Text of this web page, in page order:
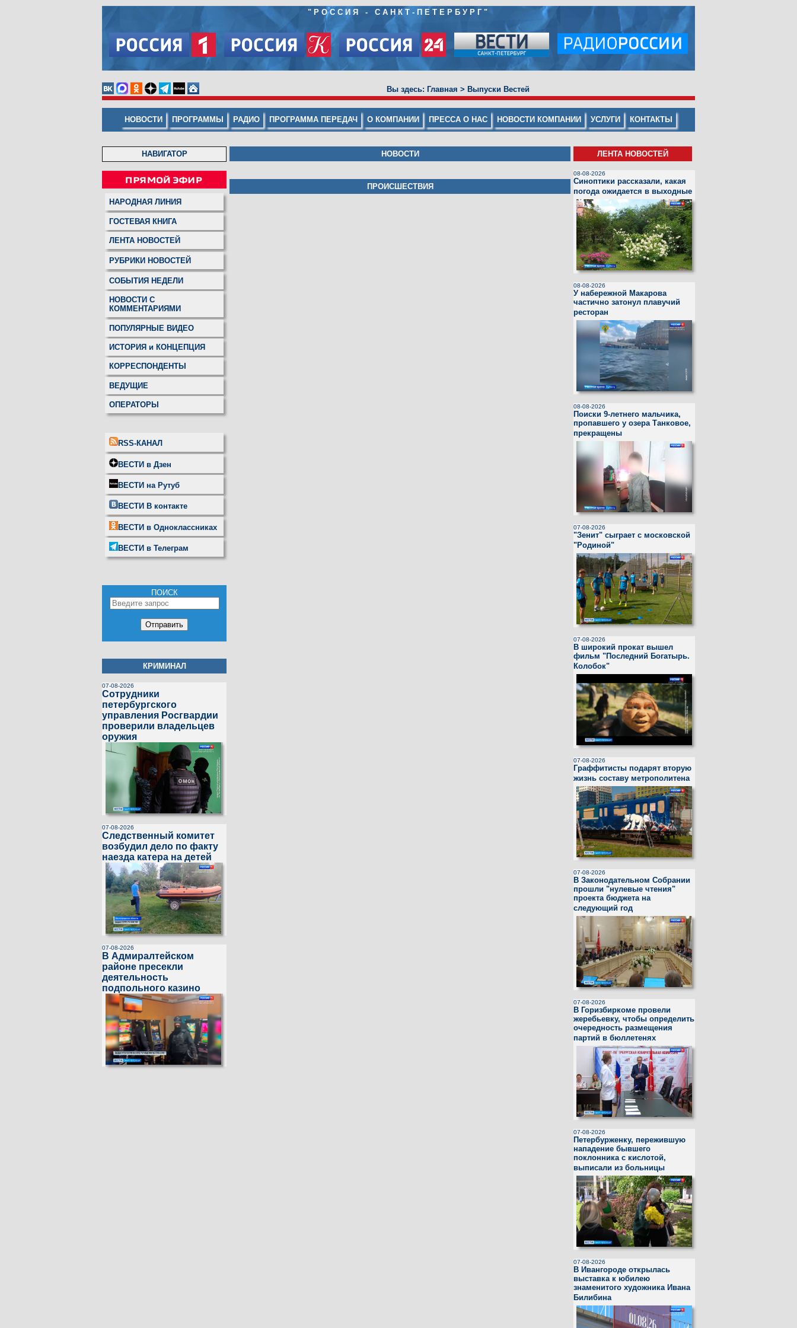
" РОССИЯ - САНКТ-ПЕТЕРБУРГ "
Вы здесь: Главная > Выпуски Вестей
НОВОСТИ ПРОГРАММЫ РАДИО ПРОГРАММА ПЕРЕДАЧ О КОМПАНИИ ПРЕССА О НАС НОВОСТИ КОМПАНИИ УСЛУГИ КОНТАКТЫ
НАВИГАТОР
НАРОДНАЯ ЛИНИЯ
ГОСТЕВАЯ КНИГА
ЛЕНТА НОВОСТЕЙ
РУБРИКИ НОВОСТЕЙ
СОБЫТИЯ НЕДЕЛИ
НОВОСТИ С
КОММЕНТАРИЯМИ
ПОПУЛЯРНЫЕ ВИДЕО
ИСТОРИЯ и КОНЦЕПЦИЯ
КОРРЕСПОНДЕНТЫ
ВЕДУЩИЕ
ОПЕРАТОРЫ
RSS-КАНАЛ
ВЕСТИ в Дзен
ВЕСТИ на Рутуб
ВЕСТИ В контакте
ВЕСТИ в Одноклассниках
ВЕСТИ в Телеграм
ПОИСК
КРИМИНАЛ
07-08-2026
Сотрудники
петербургского
управления Росгвардии
проверили владельцев
оружия
07-08-2026
Следственный комитет
возбудил дело по факту
наезда катера на детей
07-08-2026
В Адмиралтейском
районе пресекли
деятельность
подпольного казино
НОВОСТИ
ПРОИСШЕСТВИЯ
ЛЕНТА НОВОСТЕЙ
08-08-2026
Синоптики рассказали, какая
погода ожидается в выходные
08-08-2026
У набережной Макарова
частично затонул плавучий
ресторан
08-08-2026
Поиски 9-летнего мальчика,
пропавшего у озера Танковое,
прекращены
07-08-2026
"Зенит" сыграет с московской
"Родиной"
07-08-2026
В широкий прокат вышел
фильм "Последний Богатырь.
Колобок"
07-08-2026
Граффитисты подарят вторую
жизнь составу метрополитена
07-08-2026
В Законодательном Cобрании
прошли "нулевые чтения"
проекта бюджета на
следующий год
07-08-2026
В Горизбиркоме провели
жеребьевку, чтобы определить
очередность размещения
партий в бюллетенях
07-08-2026
Петербурженку, пережившую
нападение бывшего
поклонника с кислотой,
выписали из больницы
07-08-2026
В Ивангороде открылась
выставка к юбилею
знаменитого художника Ивана
Билибина